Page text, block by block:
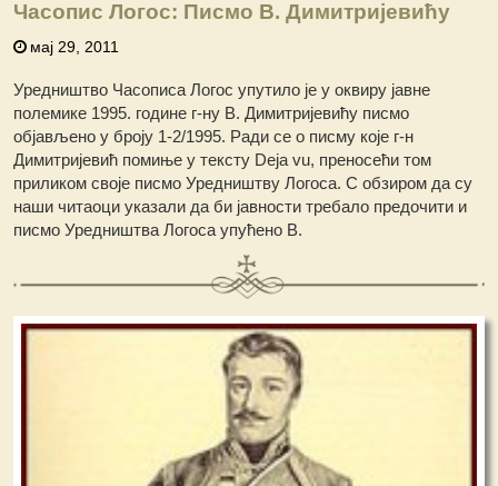
Часопис Логос: Писмо В. Димитријевићу
мај 29, 2011
Уредништво Часописа Логос упутило је у оквиру јавне
полемике 1995. године г-ну В. Димитријевићу писмо
објављено у броју 1-2/1995. Ради се о писму које г-н
Димитријевић помиње у тексту Deja vu, преносећи том
приликом своје писмо Уредништву Логоса. С обзиром да су
наши читаоци указали да би јавности требало предочити и
писмо Уредништва Логоса упућено В.